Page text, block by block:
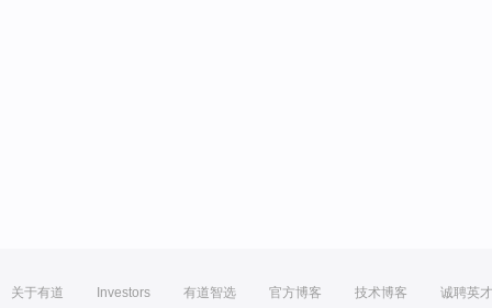
关于有道 Investors 有道智选 官方博客 技术博客 诚聘英才